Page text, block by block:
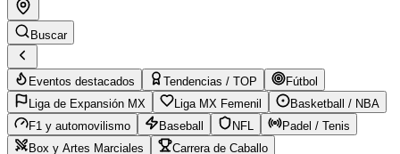
Buscar
Eventos destacados Tendencias / TOP
Fútbol
Liga de Expansión MX
Liga MX Femenil
Basketball / NBA
F1 y automovilismo
Baseball NFL
Padel / Tenis
Box y Artes Marciales
Carrera de Caballo